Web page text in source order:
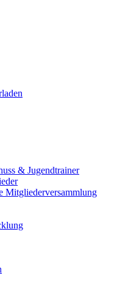
& Jugendtrainer
Mitgliederversammlung